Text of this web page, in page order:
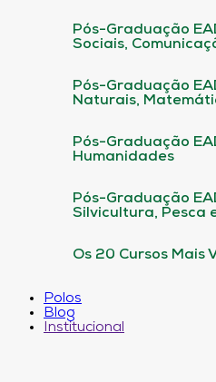
Pós-Graduação
Sociais,
Pós-Graduação
Naturais,
Pós-Graduação
Humanidades
Pós-Graduação
Silvicultura, Pesca
Os 20 Cursos Mais
Polos
Blog
Institucional